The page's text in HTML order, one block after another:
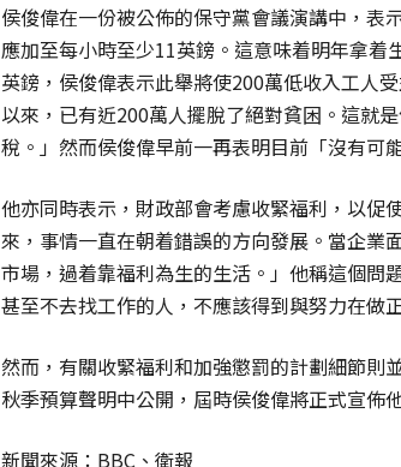
侯俊偉在一份被公佈的保守黨會議演講中，表
應加至每小時至少11英鎊。這意味着明年拿
英鎊，侯俊偉表示此舉將使200萬低收入工人
以來，已有近200萬人擺脫了絕對貧困。這就
稅。」然而侯俊偉早前一再表明目前「沒有可
他亦同時表示，財政部會考慮收緊福利，以促
來，事情一直在朝着錯誤的方向發展。當企業
市場，過着靠福利為生的生活。」他稱這個問
甚至不去找工作的人，不應該得到與努力在做
然而，有關收緊福利和加強懲罰的計劃細節則
秋季預算聲明中公開，屆時侯俊偉將正式宣佈
新聞來源：BBC、衛報